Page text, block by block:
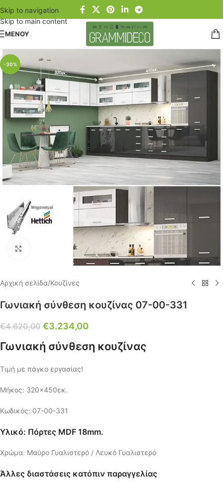
Skip to navigation
Skip to main content
ΜΕΝΟΥ
-30%
Click to enlarge
Αρχική σελίδα/Κουζίνες
Γωνιακή σύνθεση κουζίνας 07-00-331
€4.620,00 €3.234,00
Γωνιακή σύνθεση κουζίνας
Τιμή με πάγκο εργασίας!
Μήκος: 320×450εκ.
Κωδικός: 07-00-331
Υλικό: Πόρτες MDF 18mm.
Χρώμα: Μαύρο Γυαλιστερό / Λευκό Γυαλιστερό
Άλλες διαστάσεις κατόπιν παραγγελίας